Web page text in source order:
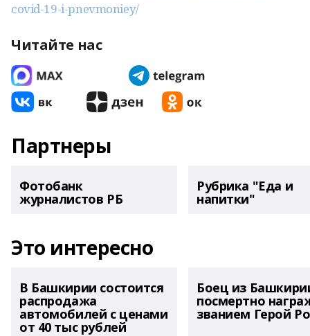
covid-19-i-pnevmoniey/
Читайте нас
Партнеры
Фотобанк
журналистов РБ
Рубрика "Еда и
напитки"
Это интересно
В Башкирии состоится
распродажа
автомобилей с ценами
от 40 тыс рублей
Боец из
посмертно
званием Герой